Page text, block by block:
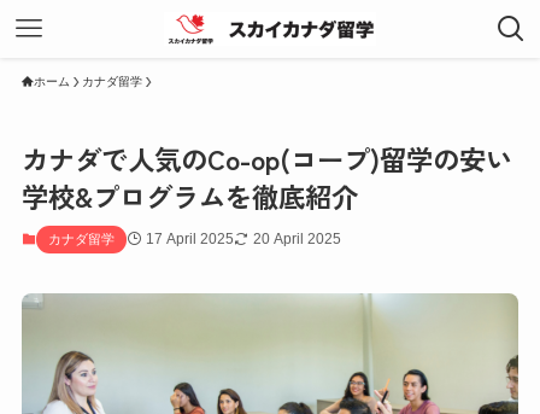
ホーム カナダ留学
カナダで人気のCo-op(コープ)留学の安い
学校&プログラムを徹底紹介
カナダ留学 17 April 2025 20 April 2025